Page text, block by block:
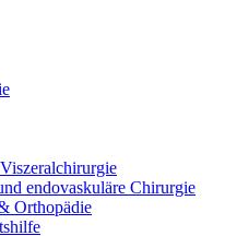
endovaskuläre Chirurgie
Orthopädie